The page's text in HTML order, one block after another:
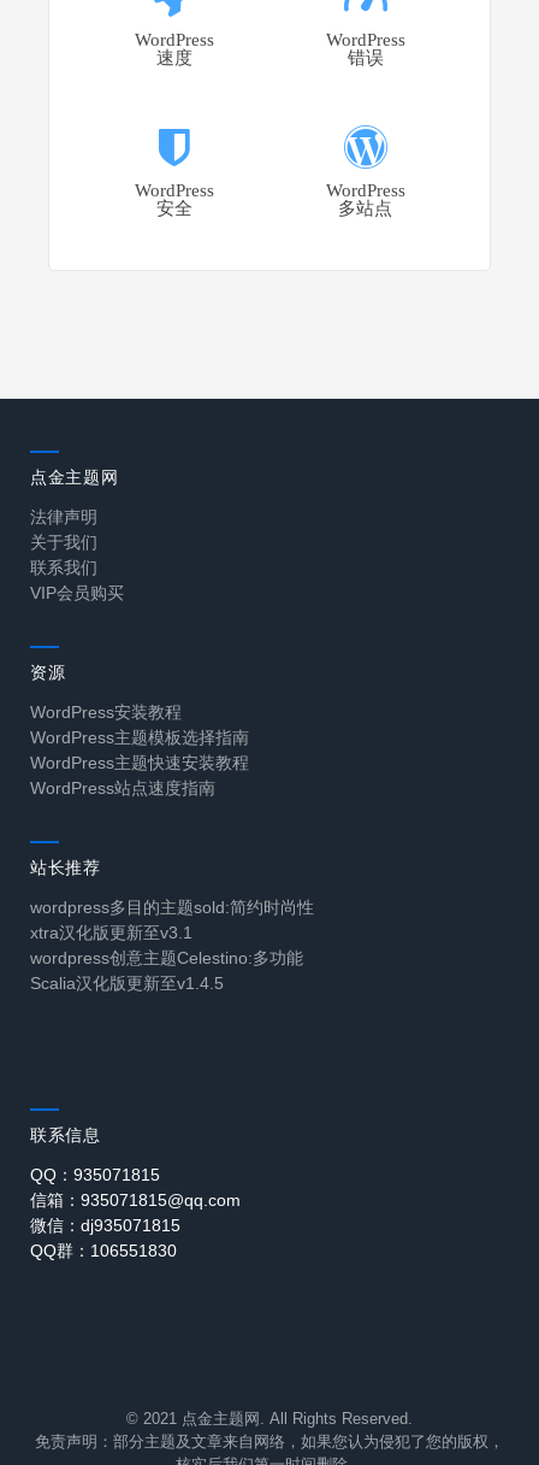
WordPress
速度
WordPress
错误
WordPress
安全
WordPress
多站点
点金主题网
法律声明
关于我们
联系我们
VIP会员购买
资源
WordPress安装教程
WordPress主题模板选择指南
WordPress主题快速安装教程
WordPress站点速度指南
站长推荐
wordpress多目的主题sold:简约时尚性
xtra汉化版更新至v3.1
wordpress创意主题Celestino:多功能
Scalia汉化版更新至v1.4.5
联系信息
QQ：935071815
信箱：935071815@qq.com
微信：dj935071815
QQ群：106551830
© 2021 点金主题网. All Rights Reserved.
免责声明：部分主题及文章来自网络，如果您认为侵犯了您的版权，